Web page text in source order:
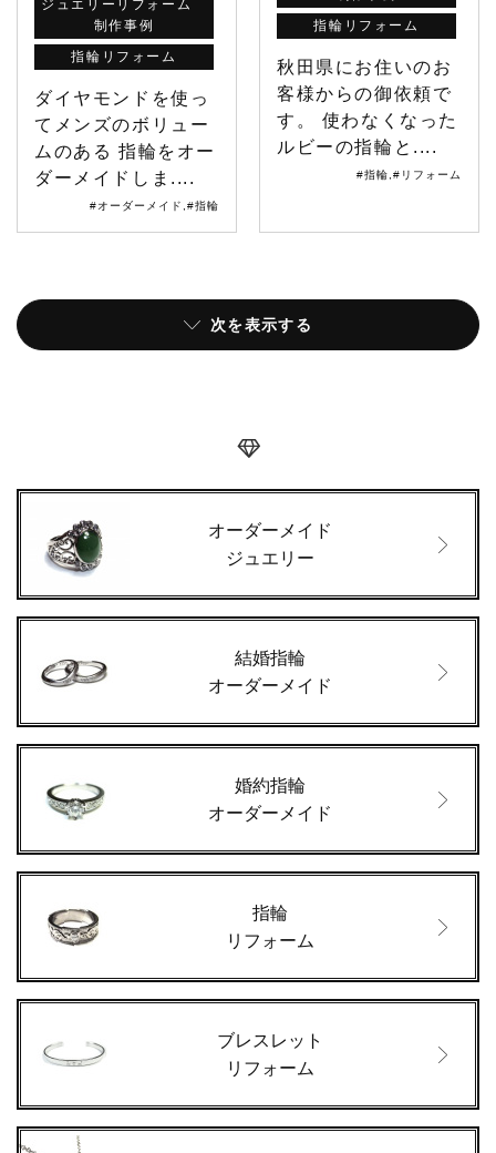
ジュエリーリフォーム
制作事例
指輪リフォーム
ダイヤモンドを使っ
てメンズのボリュー
ムのある 指輪をオー
ダーメイドしま....
#オーダーメイド #指輪
指輪リフォーム
秋田県にお住いのお
客様からの御依頼で
す。 使わなくなった
ルビーの指輪と....
#指輪 #リフォーム
次を表示する
オーダーメイド
ジュエリー
結婚指輪
オーダーメイド
婚約指輪
オーダーメイド
指輪
リフォーム
ブレスレット
リフォーム